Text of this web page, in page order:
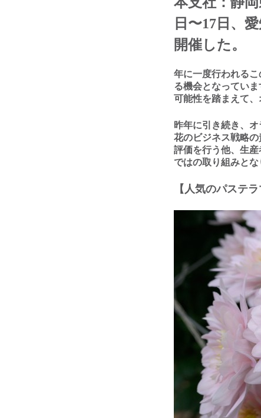
⽇〜17 ⽇、
開催した。
年に⼀度⾏われる
る機会となってい
可能性を踏まえて
昨年に引き続き、
花のビジネス戦略
評価を⾏う他、⽣
ではの取り組みとな
【⼈気のパステ